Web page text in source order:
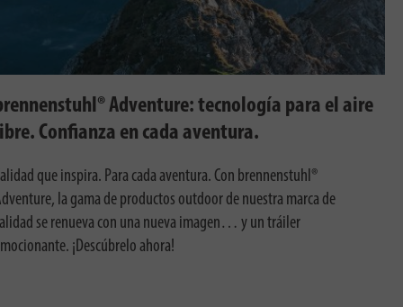
Adventure: tecnología para el aire
Confianza en cada aventura.
que inspira. Para cada aventura. Con brennenstuhl®
la gama de productos outdoor de nuestra marca de
se renueva con una nueva imagen… y un tráiler
¡Descúbrelo ahora!